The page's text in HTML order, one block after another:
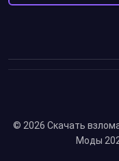
© 2026 Скачать
Моды